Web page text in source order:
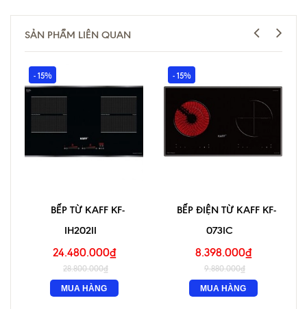
SẢN PHẨM LIÊN QUAN
- 15%
BẾP TỪ KAFF KF-
IH202II
24.480.000₫
28.800.000₫
MUA HÀNG
- 15%
BẾP ĐIỆN TỪ KAFF KF-
073IC
8.398.000₫
9.880.000₫
MUA HÀNG